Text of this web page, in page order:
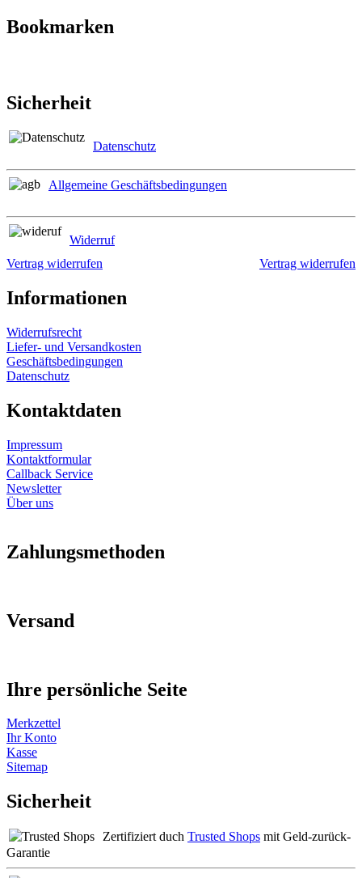
Bookmarken
Sicherheit
Datenschutz
Allgemeine Geschäftsbedingungen
Widerruf
Vertrag widerrufen
Vertrag widerrufen
Informationen
Widerrufsrecht
Liefer- und Versandkosten
Geschäftsbedingungen
Datenschutz
Kontaktdaten
Impressum
Kontaktformular
Callback Service
Newsletter
Über uns
Zahlungsmethoden
Versand
Ihre persönliche Seite
Merkzettel
Ihr Konto
Kasse
Sitemap
Sicherheit
Zertifiziert duch Trusted Shops mit Geld-zurück-
Garantie